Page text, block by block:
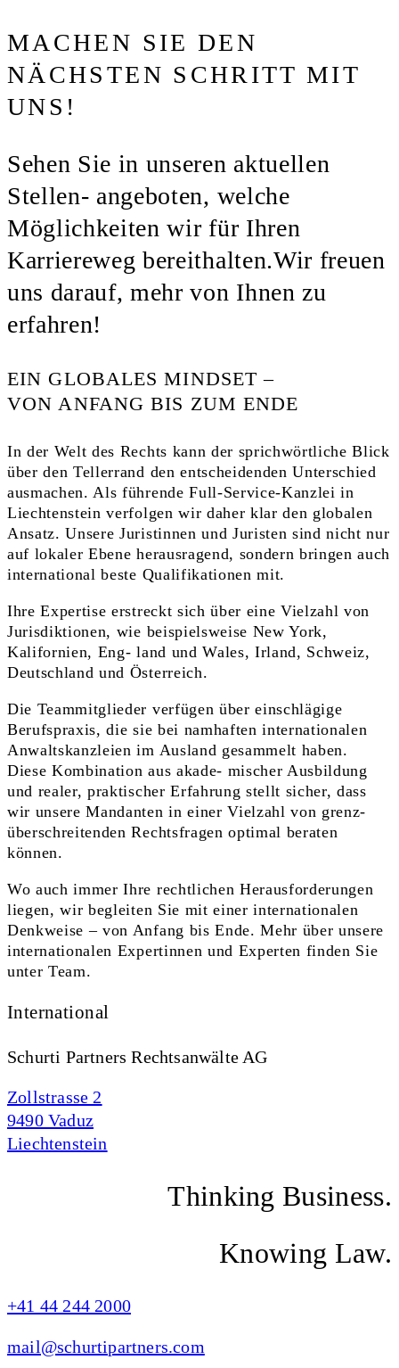
MACHEN SIE DEN
NÄCHSTEN SCHRITT MIT
UNS!
Sehen Sie in unseren aktuellen
Stellen- angeboten, welche
Möglichkeiten wir für Ihren
Karriereweg bereithalten.Wir freuen
uns darauf, mehr von Ihnen zu
erfahren!
EIN GLOBALES MINDSET –
VON ANFANG BIS ZUM ENDE
In der Welt des Rechts kann der sprichwörtliche Blick
über den Tellerrand den entscheidenden Unterschied
ausmachen. Als führende Full-Service-Kanzlei in
Liechtenstein verfolgen wir daher klar den globalen
Ansatz. Unsere Juristinnen und Juristen sind nicht nur
auf lokaler Ebene herausragend, sondern bringen auch
international beste Qualifikationen mit.
Ihre Expertise erstreckt sich über eine Vielzahl von
Jurisdiktionen, wie beispielsweise New York,
Kalifornien, Eng- land und Wales, Irland, Schweiz,
Deutschland und Österreich.
Die Teammitglieder verfügen über einschlägige
Berufspraxis, die sie bei namhaften internationalen
Anwaltskanzleien im Ausland gesammelt haben.
Diese Kombination aus akade- mischer Ausbildung
und realer, praktischer Erfahrung stellt sicher, dass
wir unsere Mandanten in einer Vielzahl von grenz-
überschreitenden Rechtsfragen optimal beraten
können.
Wo auch immer Ihre rechtlichen Herausforderungen
liegen, wir begleiten Sie mit einer internationalen
Denkweise – von Anfang bis Ende. Mehr über unsere
internationalen Expertinnen und Experten finden Sie
unter Team.
International
Schurti Partners Rechtsanwälte AG
Zollstrasse 2
9490 Vaduz
Liechtenstein
Thinking Business.
Knowing Law.
+41 44 244 2000
mail@schurtipartners.com